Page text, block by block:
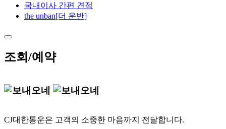
국내이사 간편 견적
the unban[더 운반]
조회/예약
CJ대한통운은 고객의 소중한 마음까지 전달합니다.